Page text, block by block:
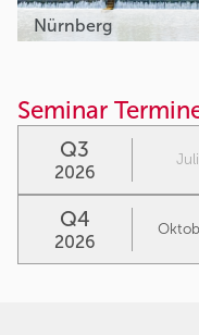
Nürnberg
Seminar
Q3
2026
Juli
Q4
2026